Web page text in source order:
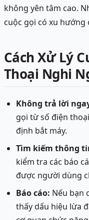
không yên tâm cao.
cuộc gọi có xu hướng
Cách Xử Lý
Thoại Nghi
Không trả lời
gọi từ số điện
định bắt máy.
Tìm kiếm thông
kiểm tra các báo
được người dùng
Báo cáo: Nếu bạn
thấy dấu hiệu lừa